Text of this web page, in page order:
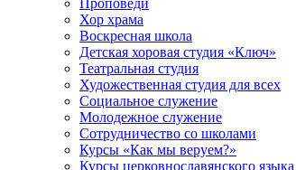
Проповеди
Хор храма
Воскресная школа
Детская хоровая студия «Ключ»
Театральная студия
Х​удожественная студия для всех
Социальное служение
Молодежное служение
Сотрудничество со школами
Курсы «Как мы веруем?»
Курсы церковнославянского языка